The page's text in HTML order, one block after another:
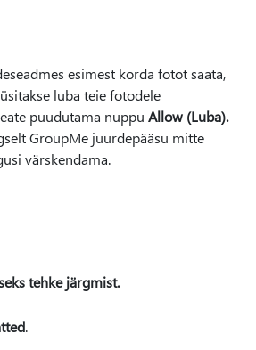
esimest korda fotot saata,
luba teie fotodele
puudutama nuppu Allow (Luba).
GroupMe juurdepääsu mitte
värskendama.
tehke järgmist.
.